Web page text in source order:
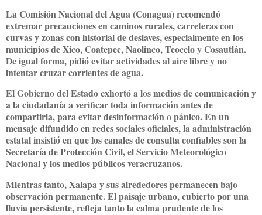
La Comisión Nacional del Agua (Conagua) recomendó
extremar precauciones en caminos rurales, carreteras con
curvas y zonas con historial de deslaves, especialmente en los
municipios de Xico, Coatepec, Naolinco, Teocelo y Cosautlán.
De igual forma, pidió evitar actividades al aire libre y no
intentar cruzar corrientes de agua.
El Gobierno del Estado exhortó a los medios de comunicación y
a la ciudadanía a verificar toda información antes de
compartirla, para evitar desinformación o pánico. En un
mensaje difundido en redes sociales oficiales, la administración
estatal insistió en que los canales de consulta confiables son la
Secretaría de Protección Civil, elServicio Meteorológico
Nacionaly los medios públicos veracruzanos.
Mientras tanto, Xalapa y sus alrededores permanecen bajo
observación permanente. El paisaje urbano, cubierto por una
lluvia persistente, refleja tanto la calma prudente de los